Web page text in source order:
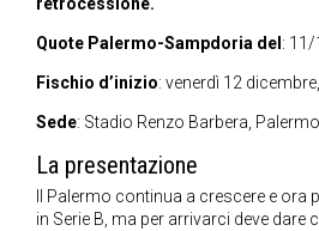
retrocessione.
Quote Palermo-Sampdoria del :
Fischio d’inizio: venerdì 12
Sede: Stadio Renzo Barbera, Palermo
La presentazione
Il Palermo continua a crescere e ora
in Serie B, ma per arrivarci deve dare